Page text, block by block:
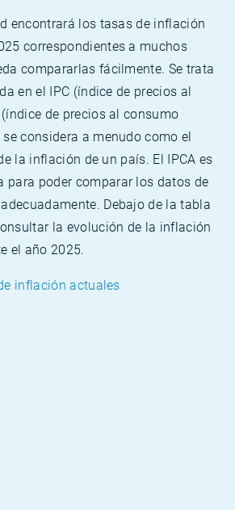
encontrará los tasas de inflación
correspondientes a muchos
compararlas fácilmente. Se trata
en el IPC (índice de precios al
de precios al consumo
considera a menudo como el
la inflación de un país. El IPCA es
para poder comparar los datos de
Debajo de la tabla
la evolución de la inflación
el año 2025.
inflación actuales